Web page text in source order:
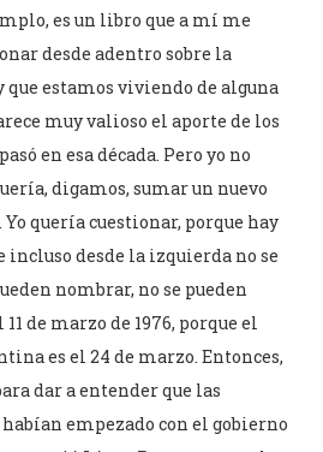
es un libro que a mí me
desde adentro sobre la
estamos viviendo de alguna
muy valioso el aporte de los
en esa década. Pero yo no
digamos, sumar un nuevo
quería cuestionar, porque hay
incluso desde la izquierda no se
nombrar, no se pueden
de marzo de 1976, porque el
es el 24 de marzo. Entonces,
dar a entender que las
empezado con el gobierno